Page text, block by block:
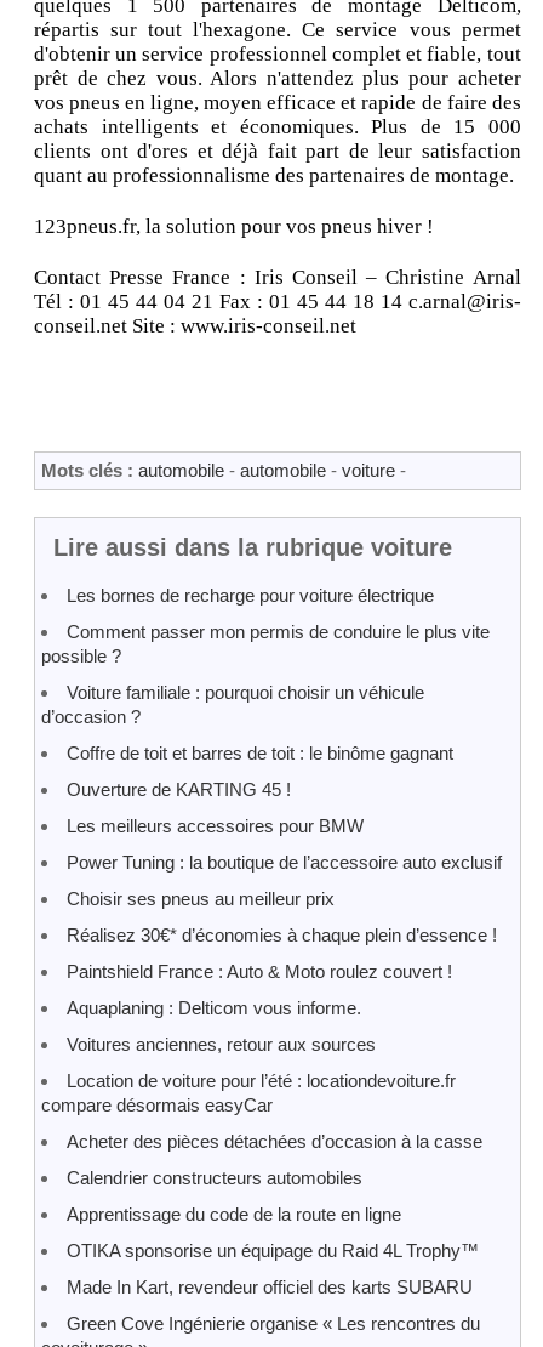
quelques 1 500 partenaires de montage Delticom,
répartis sur tout l'hexagone. Ce service vous permet
d'obtenir un service professionnel complet et fiable, tout
prêt de chez vous. Alors n'attendez plus pour acheter
vos pneus en ligne, moyen efficace et rapide de faire des
achats intelligents et économiques. Plus de 15 000
clients ont d'ores et déjà fait part de leur satisfaction
quant au professionnalisme des partenaires de montage.
123pneus.fr, la solution pour vos pneus hiver !
Contact Presse France : Iris Conseil – Christine Arnal
Tél : 01 45 44 04 21 Fax : 01 45 44 18 14 c.arnal@iris-
conseil.net Site : www.iris-conseil.net
Mots clés : automobile - automobile - voiture -
Lire aussi dans la rubrique voiture
Les bornes de recharge pour voiture électrique
Comment passer mon permis de conduire le plus vite
possible ?
Voiture familiale : pourquoi choisir un véhicule
d’occasion ?
Coffre de toit et barres de toit : le binôme gagnant
Ouverture de KARTING 45 !
Les meilleurs accessoires pour BMW
Power Tuning : la boutique de l’accessoire auto exclusif
Choisir ses pneus au meilleur prix
Réalisez 30€* d’économies à chaque plein d’essence !
Paintshield France : Auto & Moto roulez couvert !
Aquaplaning : Delticom vous informe.
Voitures anciennes, retour aux sources
Location de voiture pour l’été : locationdevoiture.fr
compare désormais easyCar
Acheter des pièces détachées d’occasion à la casse
Calendrier constructeurs automobiles
Apprentissage du code de la route en ligne
OTIKA sponsorise un équipage du Raid 4L Trophy™
Made In Kart, revendeur officiel des karts SUBARU
Green Cove Ingénierie organise « Les rencontres du